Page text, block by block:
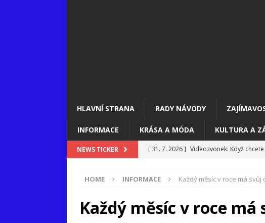
HLAVNÍ STRANA RADY NÁVODY
INFORMACE KRÁSA A MÓDA KULTURA A
NEWS TICKER [ 31. 7. 2026 ] Videozvonek: Když
[ 8. 7. 2026 ] Goodgame Empire vás
[ 7. 7. 2026 ]
Proč outfit na pohovoru
Teplo v kanceláři snižuje
HOME INFORMACE Každý měsíc v roce má svůj
Každý měsíc v roce